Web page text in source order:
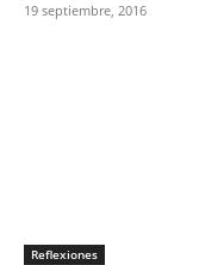
19 septiembre, 2016
Reflexiones